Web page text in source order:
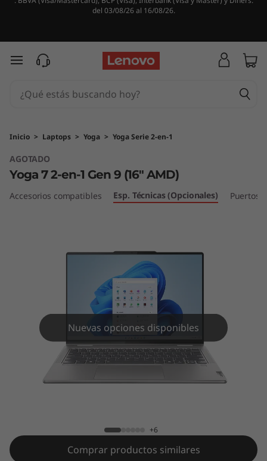
del 03/08/26 al 16/08/26.
Ir al contenido principal
Inicio > Laptops > Yoga > Yoga Serie 2-en-1
AGOTADO
Yoga 7 2-en-1 Gen 9 (16" AMD)
Accesorios compatibles Esp. Técnicas (Opcionales) Puertos
Nuevas opciones disponibles
+6
Comprar productos similares